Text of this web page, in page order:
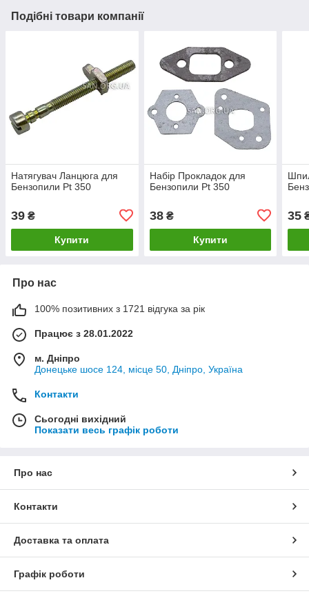
Подібні товари компанії
Натягувач Ланцюга для
Бензопили Pt 350
39 ₴
Купити
Набір Прокладок для
Бензопили Pt 350
38₴
Купити
35
Про нас
100% позитивних з 1721 відгука за рік
Працює з 28.01.2022
м. Дніпро
Донецьке шосе 124, місце 50, Дніпро, Україна
Контакти
Сьогодні вихідний
Показати весь графік роботи
Про нас
Контакти
Доставка та оплата
Графік роботи